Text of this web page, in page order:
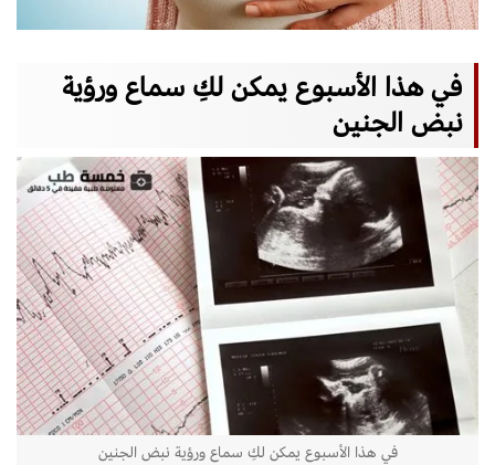
في هذا الأسبوع يمكن لكِ سماع ورؤية
نبض الجنين
في هذا الأسبوع يمكن لكِ سماع ورؤية نبض الجنين